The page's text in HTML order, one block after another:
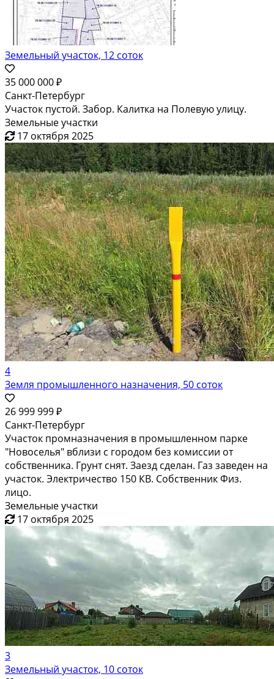
Земельный участок, 12 соток
35 000 000 ₽
Санкт-Петербург
Участок пустой. Забор. Калитка на Полевую улицу.
Земельные участки
17 октября 2025
4
Земля промышленного назначения, 50 соток
26 999 999 ₽
Санкт-Петербург
Участок промназначения в промышленном парке
"Новоселья" вблизи с городом без комиссии от
собственника. Грунт снят. Заезд сделан. Газ заведен на
участок. Электричество 150 КВ. Собственник Физ.
лицо.
Земельные участки
17 октября 2025
3
Земельный участок, 10 соток